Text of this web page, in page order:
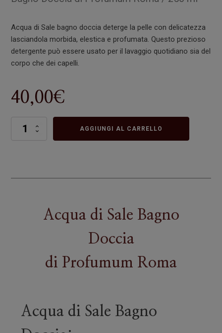
Acqua di Sale bagno doccia deterge la pelle con delicatezza
lasciandola morbida, elestica e profumata. Questo prezioso
detergente può essere usato per il lavaggio quotidiano sia del
corpo che dei capelli.
40,00€
Acqua
AGGIUNGI AL CARRELLO
Acqua di Sale Bagno
Doccia
di Profumum Roma
Acqua di Sale Bagno